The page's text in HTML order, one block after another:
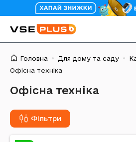
Головна Для дому та саду
Офісна техніка
Офісна техніка
Фільтри